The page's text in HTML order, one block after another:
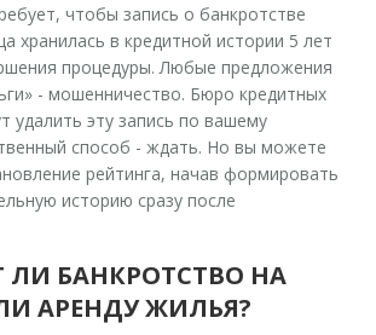
чтобы запись о банкротстве
хранилась в кредитной истории 5 лет
процедуры. Любые предложения
- мошенничество. Бюро кредитных
удалить эту запись по вашему
способ - ждать. Но вы можете
рейтинга, начав формировать
историю сразу после
ЛИ БАНКРОТСТВО НА
АРЕНДУ ЖИЛЬЯ?